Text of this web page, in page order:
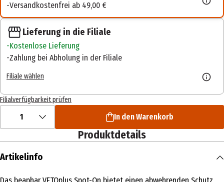
Versandkostenfrei ab 49,00 €
Lieferung in die Filiale
Kostenlose Lieferung
Zahlung bei Abholung in der Filiale
Filiale wählen
Filialverfügbarkeit prüfen
1 In den Warenkorb
Produktdetails
Artikelinfo